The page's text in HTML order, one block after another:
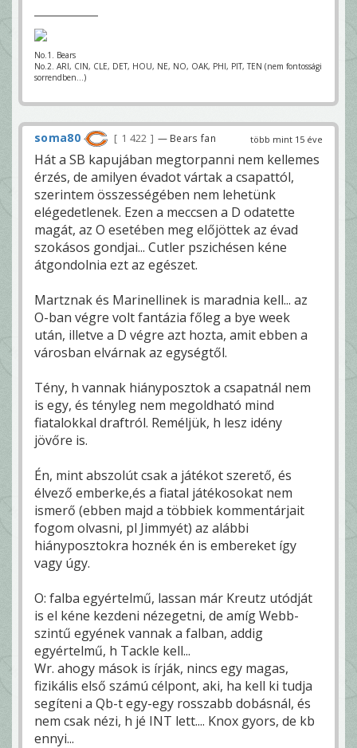
No.1. Bears
No.2. ARI, CIN, CLE, DET, HOU, NE, NO, OAK, PHI, PIT, TEN (nem fontossági
sorrendben...)
több mint 15 éve
soma80 1 422 — Bears fan
Hát a SB kapujában megtorpanni nem kellemes
érzés, de amilyen évadot vártak a csapattól,
szerintem összességében nem lehetünk
elégedetlenek. Ezen a meccsen a D odatette
magát, az O esetében meg előjöttek az évad
szokásos gondjai... Cutler pszichésen kéne
átgondolnia ezt az egészet.
Martznak és Marinellinek is maradnia kell... az
O-ban végre volt fantázia főleg a bye week
után, illetve a D végre azt hozta, amit ebben a
városban elvárnak az egységtől.
Tény, h vannak hiányposztok a csapatnál nem
is egy, és tényleg nem megoldható mind
fiatalokkal draftról. Reméljük, h lesz idény
jövőre is.
Én, mint abszolút csak a játékot szerető, és
élvező emberke,és a fiatal játékosokat nem
ismerő (ebben majd a többiek kommentárjait
fogom olvasni, pl Jimmyét) az alábbi
hiányposztokra hoznék én is embereket így
vagy úgy.
O: falba egyértelmű, lassan már Kreutz utódját
is el kéne kezdeni nézegetni, de amíg Webb-
szintű egyének vannak a falban, addig
egyértelmű, h Tackle kell...
Wr. ahogy mások is írják, nincs egy magas,
fizikális első számú célpont, aki, ha kell ki tudja
segíteni a Qb-t egy-egy rosszabb dobásnál, és
nem csak nézi, h jé INT lett.... Knox gyors, de kb
ennyi...